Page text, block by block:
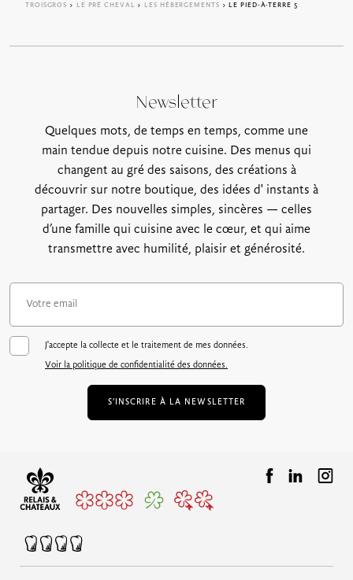
TROISGROS > LE PRÉ CHEVAL > LES HÉBERGEMENTS > LE PIED-À-TERRE 5
Newsletter
Quelques mots, de temps en temps, comme une
main tendue depuis notre cuisine. Des menus qui
changent au gré des saisons, des créations à
découvrir sur notre boutique, des idées d' instants à
partager. Des nouvelles simples, sincères — celles
d’une famille qui cuisine avec le cœur, et qui aime
transmettre avec humilité, plaisir et générosité.
J'accepte la collecte et le traitement de mes données.
Voir la politique de confidentialité des données.
S’INSCRIRE À LA NEWSLETTER